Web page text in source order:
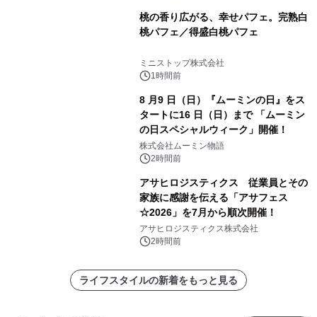
桃の香り広がる、幸せパフェ。完熟白
桃パフェ／得盛白桃パフェ
ミニストップ株式会社
1時間前
8 月9 日（日）『ムーミンの日』をス
タートに16 日（日）まで 「ムーミン
の日スペシャルウィーク」開催！
株式会社ムーミン物語
2時間前
アサヒロジスティクス 従業員とその
家族に感謝を伝える「アサフェス
☆2026」を7月から順次開催！
アサヒロジスティクス株式会社
2時間前
ライフスタイルの新着をもっと見る